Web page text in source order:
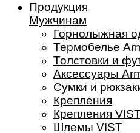
Продукция
Мужчинам
Горнолыжная
Термобелье
Толстовки и
Аксессуары
Сумки и
Крепления
Крепления
Шлемы VIST